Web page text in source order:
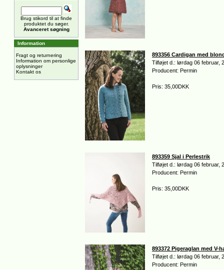
Brug stikord til at finde
produktet du søger.
Avanceret søgning
Information
Fragt og returnering
Information om personlige
oplysninger
Kontakt os
893356 Cardigan med
Tilføjet d.: lørdag 06 februar,
Producent: Permin
Pris: 35,00DKK
893359 Sjal i Perlestrik
Tilføjet d.: lørdag 06 februar,
Producent: Permin
Pris: 35,00DKK
893372 Pigeraglan med V-
Tilføjet d.: lørdag 06 februar,
Producent: Permin